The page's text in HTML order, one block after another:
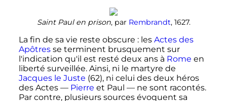
Saint Paul en prison, par Rembrandt, 1627.
La fin de sa vie reste obscure : les Actes des
Apôtresse terminent brusquement sur
l'indication qu'il est resté deux ans à Rome en
liberté surveillée. Ainsi, ni le martyre de
Jacques le Juste (62), ni celui des deux héros
des Actes — Pierre et Paul —ne sont racontés.
Par contre, plusieurs sources évoquent sa